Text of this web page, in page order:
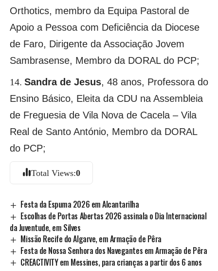
Orthotics, membro da Equipa Pastoral de
Apoio a Pessoa com Deficiência da Diocese
de Faro, Dirigente da Associação Jovem
Sambrasense, Membro da DORAL do PCP;
Sandra de Jesus, 48 anos, Professora do
Ensino Básico, Eleita da CDU na Assembleia
de Freguesia de Vila Nova de Cacela – Vila
Real de Santo António, Membro da DORAL
do PCP;
Total Views:0
Festa da Espuma 2026 em Alcantarilha
Escolhas de Portas Abertas 2026 assinala o Dia Internacional
da Juventude, em Silves
Missão Recife do Algarve, em Armação de Pêra
Festa de Nossa Senhora dos Navegantes em Armação de Pêra
CREACTIVITY em Messines, para crianças a partir dos 6 anos